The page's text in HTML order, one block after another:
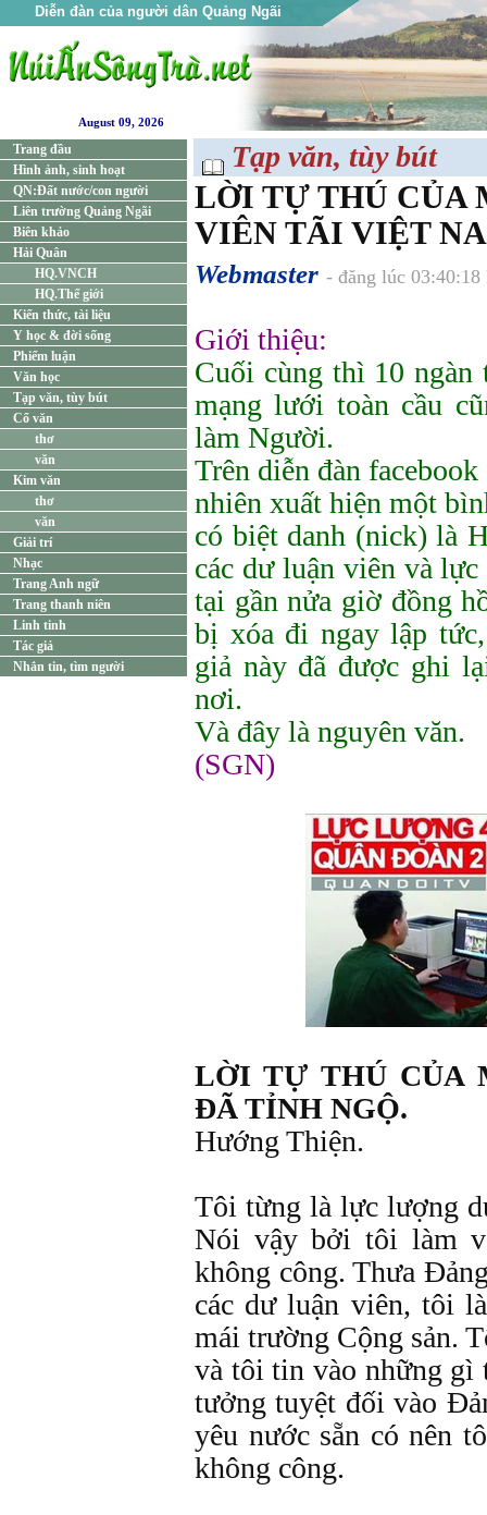
Diễn đàn của người dân Quảng Ngãi
August 09, 2026
Trang đầu
Hình ảnh, sinh hoạt
QN:Đất nước/con người
Liên trường Quảng Ngãi
Biên khảo
Hải Quân
HQ.VNCH
HQ.Thế giới
Kiến thức, tài liệu
Y học & đời sống
Phiếm luận
Văn học
Tạp văn, tùy bút
Cổ văn
thơ
văn
Kim văn
thơ
văn
Giải trí
Nhạc
Trang Anh ngữ
Trang thanh niên
Linh tinh
Tác giả
Nhắn tin, tìm người
Tạp văn, tùy bút
LỜI TỰ THÚ CỦA
VIÊN TÃI VIỆT
Webmaster - đăng lúc
Giới thiệu:
Cuối cùng thì 10 ngàn
mạng lưới toàn cầu
làm Người.
Trên diễn đàn
nhiên xuất hiện một
có biệt danh (nick) là
các dư luận viên và
tại gần nửa giờ đồng
bị xóa đi ngay lập
giả này đã được ghi
nơi.
Và đây là nguyên văn.
(SGN)
LỜI TỰ THÚ CỦA
ĐÃ TỈNH NGỘ.
Hướng Thiện.
Tôi từng là lực lượng
Nói vậy bởi tôi làm
không công. Thưa
các dư luận viên, tôi
mái trường Cộng sản.
và tôi tin vào những
tưởng tuyệt đối vào
yêu nước sẵn có nên
không công.